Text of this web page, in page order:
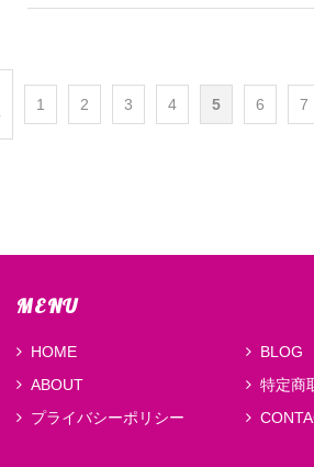
1 2 3 4 5 6 7
MENU
HOME
BLOG
ABOUT
特定商
プライバシーポリシー